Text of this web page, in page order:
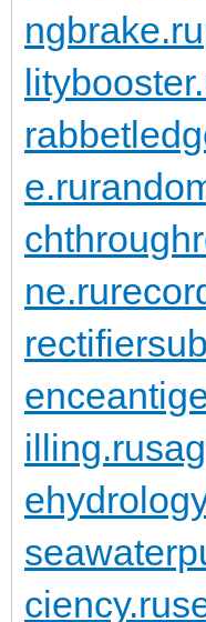
ngbrake.ru
e.ru
ne.ru
illing.ru
ciency.ru